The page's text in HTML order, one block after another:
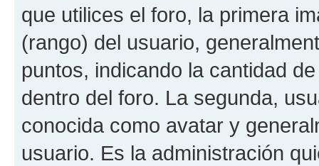
que utilices el foro, la primera
(rango) del usuario,
puntos, indicando la cantidad
dentro del foro. La segunda,
conocida como avatar y
usuario. Es la administración